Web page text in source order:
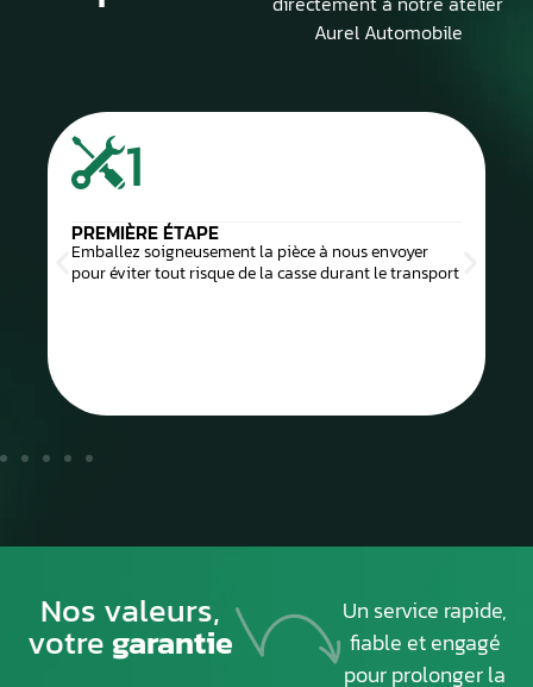
Aurel Automobile
1
PREMIÈRE ÉTAPE
Emballez soigneusement la pièce à nous envoyer
pour éviter tout risque de la casse durant le transport
Nos valeurs,
votregarantie
Un service rapide,
fiable et engagé
pour prolonger la